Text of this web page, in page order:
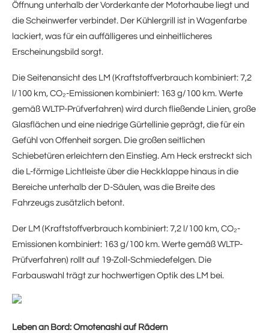
Öffnung unterhalb der Vorderkante der Motorhaube liegt und
die Scheinwerfer verbindet. Der Kühlergrill ist in Wagenfarbe
lackiert, was für ein auffälligeres und einheitlicheres
Erscheinungsbild sorgt.
Die Seitenansicht des LM (Kraftstoffverbrauch kombiniert: 7,2
l/100 km, CO₂-Emissionen kombiniert: 163 g/100 km. Werte
gemäß WLTP-Prüfverfahren) wird durch fließende Linien, große
Glasflächen und eine niedrige Gürtellinie geprägt, die für ein
Gefühl von Offenheit sorgen. Die großen seitlichen
Schiebetüren erleichtern den Einstieg. Am Heck erstreckt sich
die L-förmige Lichtleiste über die Heckklappe hinaus in die
Bereiche unterhalb der D-Säulen, was die Breite des
Fahrzeugs zusätzlich betont.
Der LM (Kraftstoffverbrauch kombiniert: 7,2 l/100 km, CO₂-
Emissionen kombiniert: 163 g/100 km. Werte gemäß WLTP-
Prüfverfahren) rollt auf 19-Zoll-Schmiedefelgen. Die
Farbauswahl trägt zur hochwertigen Optik des LM bei.
Leben an Bord: Omotenashi auf Rädern